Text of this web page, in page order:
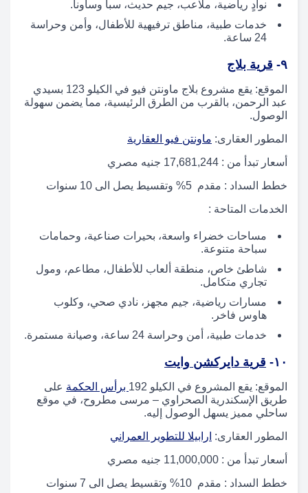
نوادٍ رياضية، ملاعب، جيم حديث، سبا وساونا.
خدمات طبية، مناطق ترفيهية للأطفال، وأمن وحراسة
24 ساعة.
٩- قرية بلاج
الموقع: يقع مشروع بلاج ماونتن فيو في الكيلو 123 بسيدي
عبد الرحمن، بالقرب من الطرق الرئيسية، مما يضمن سهولة
الوصول.
المطور العقارى: ماونتن فيو العقارية
أسعار تبدأ من : 17,681,244 جنيه مصري
خطط السداد : مقدم 5% وتقسيط يصل الى 10 سنوات
الخدمات المتاحة :
مساحات خضراء واسعة، بحيرات صناعية، وحمامات
سباحة متنوعة.
شاطئ خاص، منطقة ألعاب للأطفال، مطاعم، ومول
تجاري متكامل.
مسارات رياضية، جيم مجهز، نادي صحي، وكلوب
هاوس فاخر.
خدمات طبية، أمن وحراسة 24 ساعة، وصيانة مستمرة.
١٠- قرية دايركشن وايت
الموقع: يقع المشروع في الكيلو 192 برأس الحكمة على
طريق الإسكندرية الصحراوي – مرسى مطروح، في موقع
ساحلي مميز يسهل الوصول إليه.
المطور العقارى: ارابيلا للتطوير العمراني
أسعار تبدأ من : 11,000,000 جنيه مصري
خطط السداد : مقدم 10% وتقسيط يصل الى 7 سنوات